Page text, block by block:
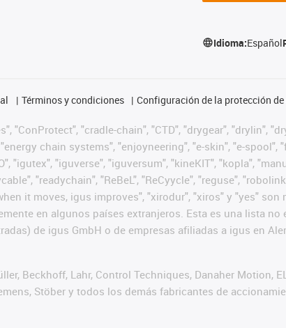
Idioma:Español
Términos y condiciones Configuración de la protección
"ConProtect", "cradle-chain", "CTD", "drygear", "drylin",
chain systems", "enjoyneering", "e-skin", "e-spool",
"igutex", "iguverse", "iguversum", "kineKIT", "kopla",
"readychain", "ReBeL", "ReCyycle", "reguse",
it moves, igus improves", "xirodur", "xiros" y "yes"
en algunos países extranjeros. Esta es una lista no
de igus GmbH o de empresas afiliadas a igus en
Beckhoff, Lahr, Control Techniques, Danaher Motion,
Stöber y todos los demás fabricantes de